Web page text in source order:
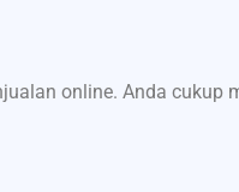
online. Anda cukup